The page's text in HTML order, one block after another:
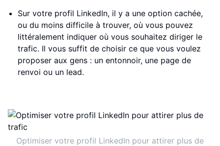
Sur votre profil LinkedIn, il y a une option cachée,
ou du moins difficile à trouver, où vous pouvez
littéralement indiquer où vous souhaitez diriger le
trafic. Il vous suffit de choisir ce que vous voulez
proposer aux gens : un entonnoir, une page de
renvoi ou un lead.
Optimiser votre profil LinkedIn pour attirer plus de